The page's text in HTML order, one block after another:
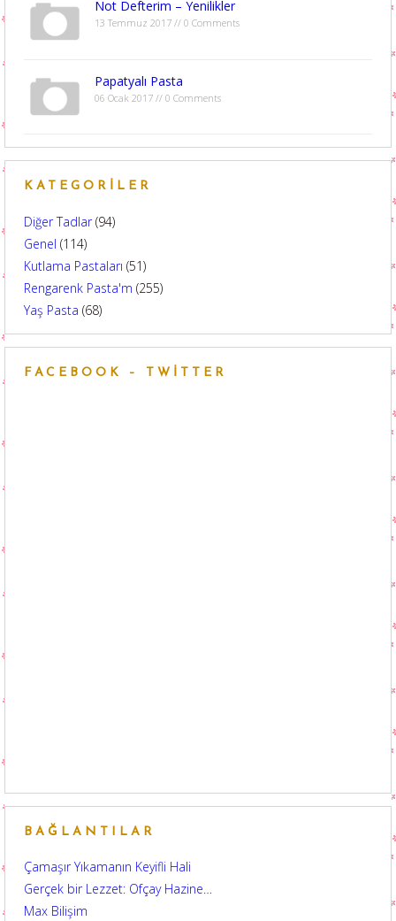
Not Defterim – Yenilikler
13 Temmuz 2017 // 0 Comments
Papatyalı Pasta
06 Ocak 2017 // 0 Comments
KATEGORILER
Diğer Tadlar(94)
Genel (114)
Kutlama Pastaları (51)
Rengarenk Pasta'm (255)
Yaş Pasta (68)
FACEBOOK – TWITTER
BAĞLANTILAR
Çamaşır Yıkamanın Keyifli Hali
Gerçek bir Lezzet: Ofçay Hazine…
Max Bilişim